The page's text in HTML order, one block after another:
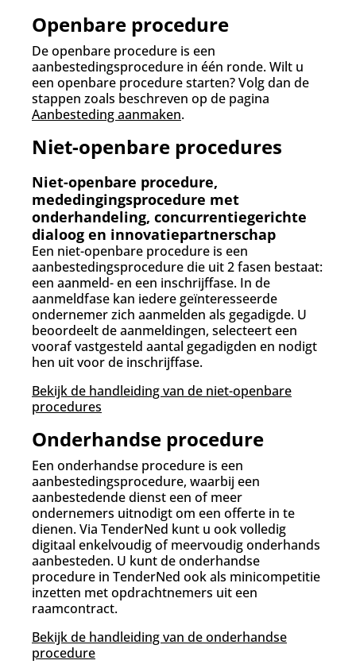
Openbare procedure
De openbare procedure is een
aanbestedingsprocedure in één ronde. Wilt u
een openbare procedure starten? Volg dan de
stappen zoals beschreven op de pagina
Aanbesteding aanmaken.
Niet-openbare procedures
Niet-openbare procedure,
mededingingsprocedure met
onderhandeling, concurrentiegerichte
dialoog en innovatiepartnerschap
Een niet-openbare procedure is een
aanbestedingsprocedure die uit 2 fasen bestaat:
een aanmeld- en een inschrijffase. In de
aanmeldfase kan iedere geïnteresseerde
ondernemer zich aanmelden als gegadigde. U
beoordeelt de aanmeldingen, selecteert een
vooraf vastgesteld aantal gegadigden en nodigt
hen uit voor de inschrijffase.
Bekijk de handleiding van de niet-openbare
procedures
Onderhandse procedure
Een onderhandse procedure is een
aanbestedingsprocedure, waarbij een
aanbestedende dienst een of meer
ondernemers uitnodigt om een offerte in te
dienen. Via TenderNed kunt u ook volledig
digitaal enkelvoudig of meervoudig onderhands
aanbesteden. U kunt de onderhandse
procedure in TenderNed ook als minicompetitie
inzetten met opdrachtnemers uit een
raamcontract.
Bekijk de handleiding van de onderhandse
procedure